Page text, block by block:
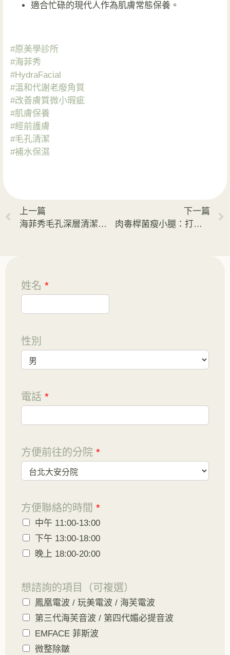
適合忙碌的現代人作為肌膚常態保養。
#原美學診所
#海菲秀
#HydraFacial
#溫和代謝老廢角質
#改善膚質微小瑕疵
#肌膚保養
#經前護膚
#毛孔清潔
#補水保濕
上一篇
海菲秀毛孔深層清潔初體驗
下一篇
肉毒桿菌瘦小腿：打造自然纖細腿型，輕鬆擁有女神美腿
姓名 *
性別
電話 *
方便前往的分院 *
方便聯絡的時間 *
中午 11:00-13:00
下午 13:00-18:00
晚上 18:00-20:00
想諮詢的項目（可複選）
鳳凰電波 / 玩美電波 / 海芙電波
第三代海芙音波 / 第四代媚必提音波
EMFACE 菲斯波
微整除皺